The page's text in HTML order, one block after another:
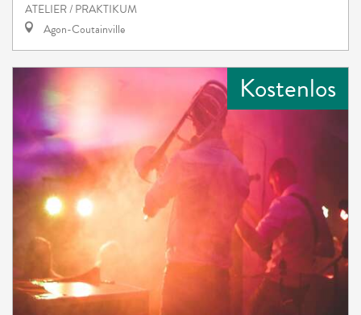
ATELIER / PRAKTIKUM
Agon-Coutainville
Kostenlos